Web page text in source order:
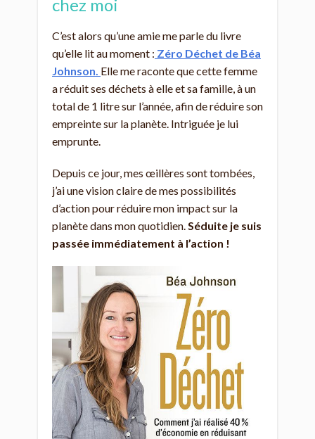
chez moi
C’est alors qu’une amie me parle du livre
qu’elle lit au moment : Zéro Déchet de Béa
Johnson. Elle me raconte que cette femme
a réduit ses déchets à elle et sa famille, à un
total de 1 litre sur l’année, afin de réduire son
empreinte sur la planète. Intriguée je lui
emprunte.
Depuis ce jour, mes œillères sont tombées,
j’ai une vision claire de mes possibilités
d’action pour réduire mon impact sur la
planète dans mon quotidien.Séduite je suis
passée immédiatement à l’action !